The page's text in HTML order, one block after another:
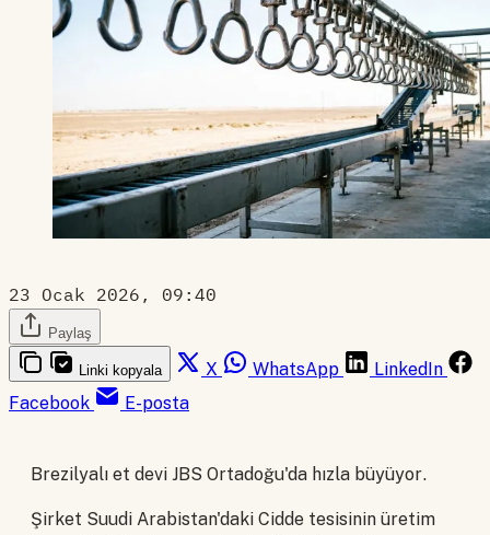
23 Ocak 2026, 09:40
Paylaş
Linki kopyala X WhatsApp
LinkedIn
Facebook
E-posta
Brezilyalı et devi JBS Ortadoğu'da hızla büyüyor.
Şirket Suudi Arabistan'daki Cidde tesisinin üretim